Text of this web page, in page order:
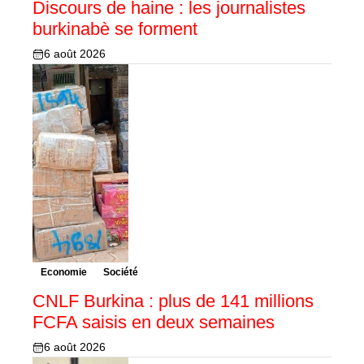
Discours de haine : les journalistes
burkinabè se forment
6 août 2026
Economie Société
CNLF Burkina : plus de 141 millions
FCFA saisis en deux semaines
6 août 2026